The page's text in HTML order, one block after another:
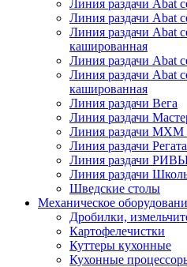
Линия раздачи
Линия раздачи Abat
Линия раздачи Abat
кашированная
Линия раздачи
Линия раздачи
кашированная
Линия раздачи Вега
Линия раздачи
Линия раздачи
Линия раздачи Регата
Линия раздачи
Линия раздачи
Шведские столы
Механическое
Дробилки,
Картофелечистки
Куттеры кухонные
Кухонные